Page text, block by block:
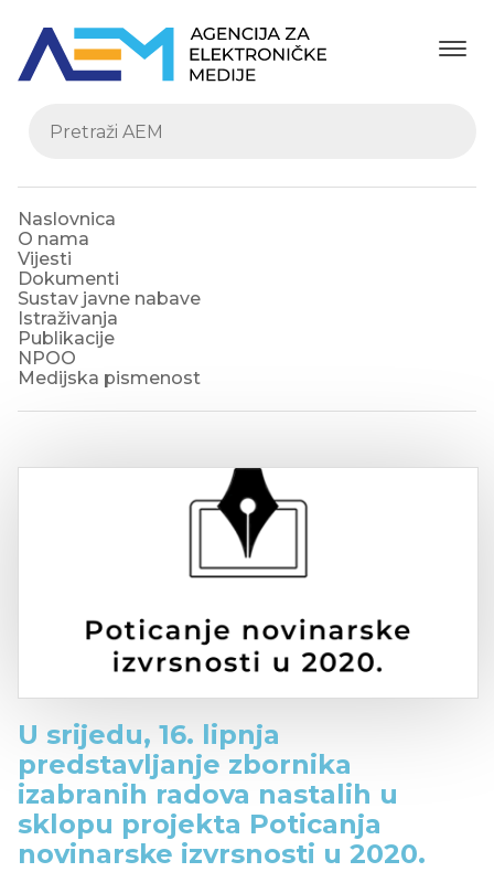
Naslovnica
O nama
Vijesti
Dokumenti
Sustav javne nabave
Istraživanja
Publikacije
NPOO
Medijska pismenost
U srijedu, 16. lipnja
predstavljanje zbornika
izabranih radova nastalih u
sklopu projekta Poticanja
novinarske izvrsnosti u 2020.